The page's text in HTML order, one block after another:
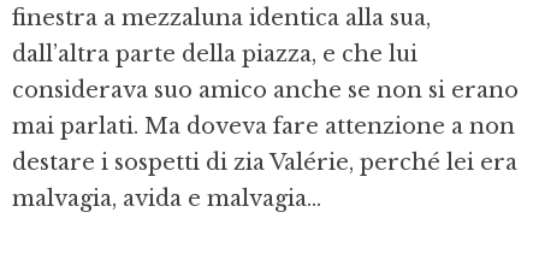
finestra a mezzaluna identica alla sua,
dall’altra parte della piazza, e che lui
considerava suo amico anche se non si erano
mai parlati. Ma doveva fare attenzione a non
destare i sospetti di zia Valérie, perché lei era
malvagia, avida e malvagia...